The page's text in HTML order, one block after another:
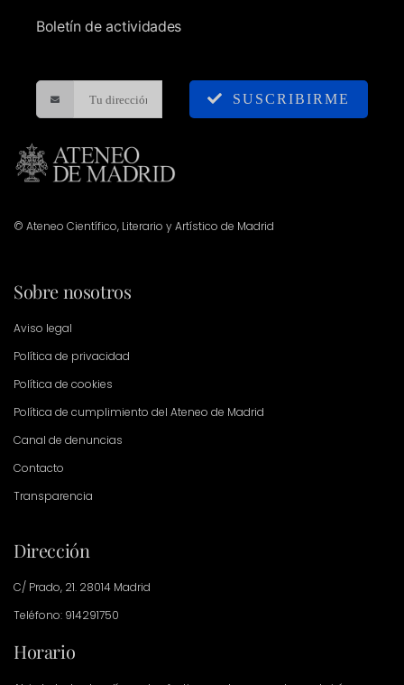
Boletín de actividades
SUSCRIBIRME
© Ateneo Científico, Literario y Artístico de Madrid
Sobre nosotros
Aviso legal
Política de privacidad
Política de cookies
Política de cumplimiento del Ateneo de Madrid
Canal de denuncias
Contacto
Transparencia
Dirección
C/ Prado, 21. 28014 Madrid
Teléfono: 914291750
Horario